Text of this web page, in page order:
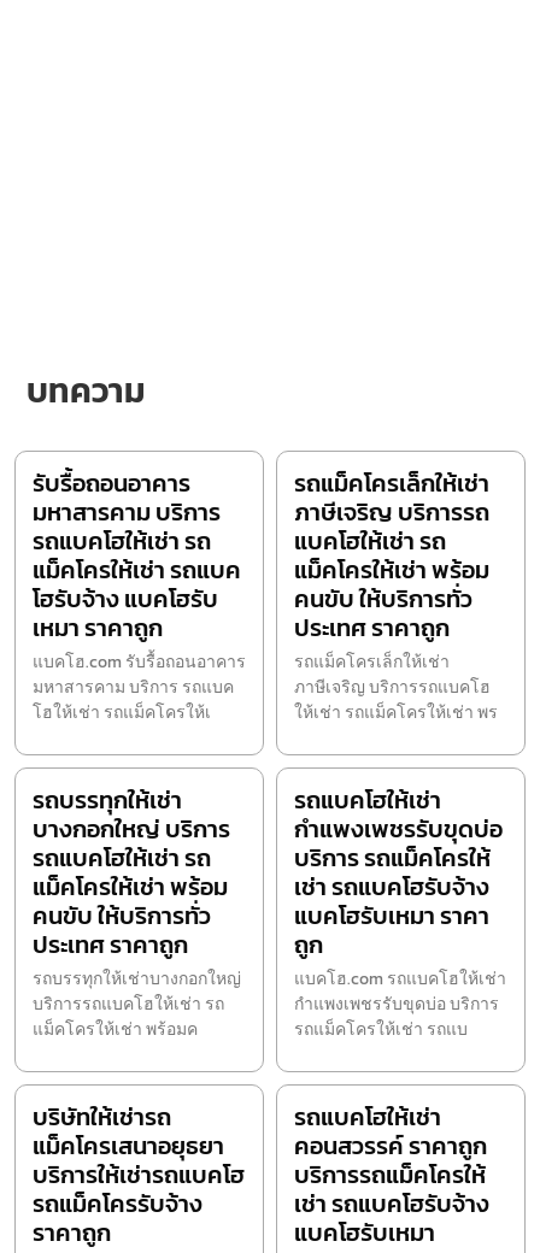
บทความ
รับรื้อถอนอาคาร
มหาสารคาม บริการ
รถแบคโฮให้เช่า รถ
แม็คโครให้เช่า รถแบค
โฮรับจ้าง แบคโฮรับ
เหมา ราคาถูก
แบคโฮ.com รับรื้อถอนอาคาร
มหาสารคาม บริการ รถแบค
โฮให้เช่า รถแม็คโครให้เ
รถแม็คโครเล็กให้เช่า
ภาษีเจริญ บริการรถ
แบคโฮให้เช่า รถ
แม็คโครให้เช่า พร้อม
คนขับ ให้บริการทั่ว
ประเทศ ราคาถูก
รถแม็คโครเล็กให้เช่า
ภาษีเจริญ บริการรถแบคโฮ
ให้เช่า รถแม็คโครให้เช่า พร
รถบรรทุกให้เช่า
บางกอกใหญ่ บริการ
รถแบคโฮให้เช่า รถ
แม็คโครให้เช่า พร้อม
คนขับ ให้บริการทั่ว
ประเทศ ราคาถูก
รถบรรทุกให้เช่าบางกอกใหญ่
บริการรถแบคโฮให้เช่า รถ
แม็คโครให้เช่า พร้อมค
รถแบคโฮให้เช่า
กำแพงเพชรรับขุดบ่อ
บริการ รถแม็คโครให้
เช่า รถแบคโฮรับจ้าง
แบคโฮรับเหมา ราคา
ถูก
แบคโฮ.com รถแบคโฮให้เช่า
กำแพงเพชรรับขุดบ่อ บริการ
รถแม็คโครให้เช่า รถแบ
บริษัทให้เช่ารถ
แม็คโครเสนาอยุธยา
บริการให้เช่ารถแบคโฮ
รถแม็คโครรับจ้าง
ราคาถูก
รถแบคโฮให้เช่า
คอนสวรรค์ ราคาถูก
บริการรถแม็คโครให้
เช่า รถแบคโฮรับจ้าง
แบคโฮรับเหมา